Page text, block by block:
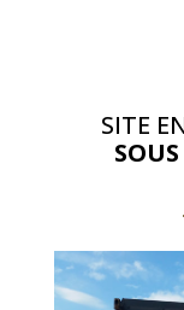
SITE